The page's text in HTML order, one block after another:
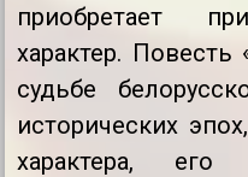
приобретает
характер.
судьбе
исторических
характера,